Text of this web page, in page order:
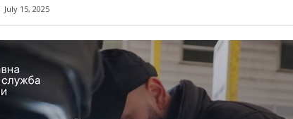
July 15, 2025